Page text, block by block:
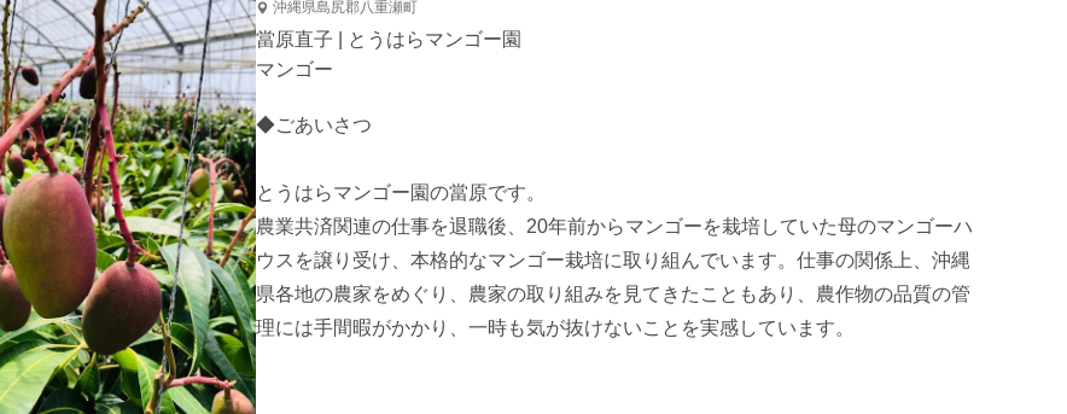
沖縄県島尻郡八重瀬町
當原直子 | とうはらマンゴー園
マンゴー
◆ごあいさつ
とうはらマンゴー園の當原です。
農業共済関連の仕事を退職後、20年前からマンゴーを栽培していた母のマンゴーハ
ウスを譲り受け、本格的なマンゴー栽培に取り組んでいます。仕事の関係上、沖縄
県各地の農家をめぐり、農家の取り組みを見てきたこともあり、農作物の品質の管
理には手間暇がかかり、一時も気が抜けないことを実感しています。